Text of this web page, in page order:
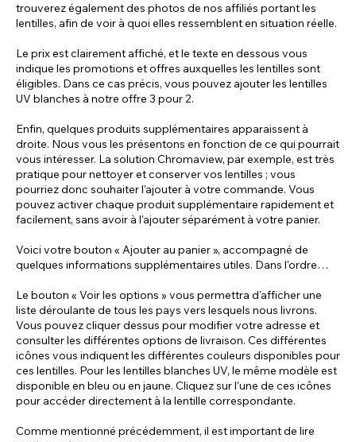
trouverez également des photos de nos affiliés portant les
lentilles, afin de voir à quoi elles ressemblent en situation réelle.
Le prix est clairement affiché, et le texte en dessous vous
indique les promotions et offres auxquelles les lentilles sont
éligibles. Dans ce cas précis, vous pouvez ajouter les lentilles
UV blanches à notre offre 3 pour 2.
Enfin, quelques produits supplémentaires apparaissent à
droite. Nous vous les présentons en fonction de ce qui pourrait
vous intéresser. La solution Chromaview, par exemple, est très
pratique pour nettoyer et conserver vos lentilles ; vous
pourriez donc souhaiter l'ajouter à votre commande. Vous
pouvez activer chaque produit supplémentaire rapidement et
facilement, sans avoir à l'ajouter séparément à votre panier.
Voici votre bouton « Ajouter au panier », accompagné de
quelques informations supplémentaires utiles. Dans l'ordre…
Le bouton « Voir les options » vous permettra d'afficher une
liste déroulante de tous les pays vers lesquels nous livrons.
Vous pouvez cliquer dessus pour modifier votre adresse et
consulter les différentes options de livraison. Ces différentes
icônes vous indiquent les différentes couleurs disponibles pour
ces lentilles. Pour les lentilles blanches UV, le même modèle est
disponible en bleu ou en jaune. Cliquez sur l'une de ces icônes
pour accéder directement à la lentille correspondante.
Comme mentionné précédemment, il est important de lire